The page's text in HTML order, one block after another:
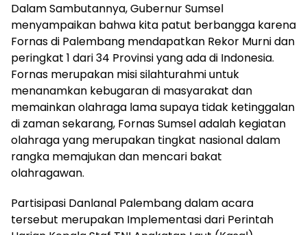
Dalam Sambutannya, Gubernur Sumsel
menyampaikan bahwa kita patut berbangga karena
Fornas di Palembang mendapatkan Rekor Murni dan
peringkat 1 dari 34 Provinsi yang ada di Indonesia.
Fornas merupakan misi silahturahmi untuk
menanamkan kebugaran di masyarakat dan
memainkan olahraga lama supaya tidak ketinggalan
di zaman sekarang, Fornas Sumsel adalah kegiatan
olahraga yang merupakan tingkat nasional dalam
rangka memajukan dan mencari bakat
olahragawan.
Partisipasi Danlanal Palembang dalam acara
tersebut merupakan Implementasi dari Perintah